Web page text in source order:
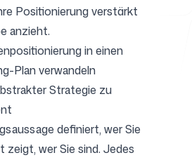
Tools
Positionierung verstärkt
anzieht.
in einen
Plan verwandeln
Strategie zu
definiert, wer Sie
zeigt, wer Sie sind. Jedes